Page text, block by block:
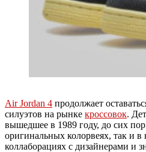
Air Jordan 4 продолжает
силуэтов на рынке кроссовок.
вышедшее в 1989 году, до сих
оригинальных колорвеях, так и в
коллаборациях с дизайнерами и